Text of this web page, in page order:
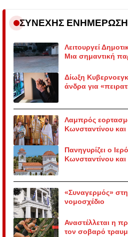
ΣΥΝΕΧΗΣ ΕΝΗΜΕΡΩΣΗ
Λειτουργεί
Μια σημαντική
Δίωξη
άνδρα για
Λαμπρός
Κωνσταντίνου
Πανηγυρίζει ο
Κωνσταντίνου
«Συναγερμός»
νομοσχέδιο
Αναστέλλεται η
τον σοβαρό